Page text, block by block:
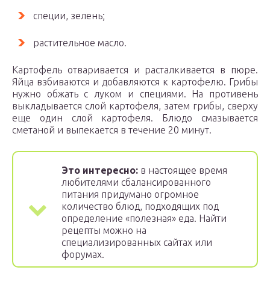
специи, зелень;
растительное масло.
Картофель отваривается и расталкивается в пюре.
Яйца взбиваются и добавляются к картофелю. Грибы
нужно обжать с луком и специями. На противень
выкладывается слой картофеля, затем грибы, сверху
еще один слой картофеля. Блюдо смазывается
сметаной и выпекается в течение 20 минут.
Это интересно: в настоящее время
любителями сбалансированного
питания придумано огромное
количество блюд, подходящих под
определение «полезная» еда. Найти
рецепты можно на
специализированных сайтах или
форумах.